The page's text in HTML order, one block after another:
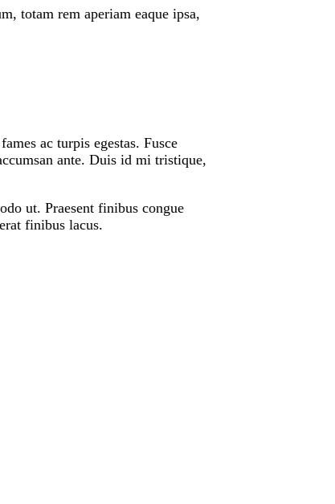
totam rem aperiam eaque ipsa,
ac turpis egestas. Fusce
ante. Duis id mi tristique,
ut. Praesent finibus congue
finibus lacus.